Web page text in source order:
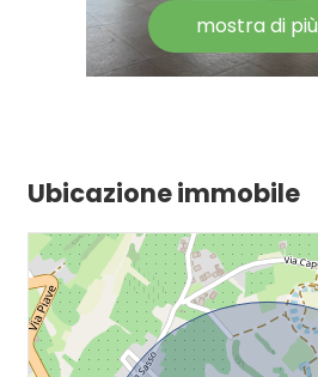
Ospedale
mostra di più
Ubicazione immobile
Ascensore
Lusso